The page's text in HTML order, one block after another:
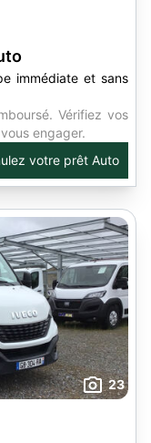
immédiate et sans
Vérifiez vos
engager.
votre prêt Auto
23